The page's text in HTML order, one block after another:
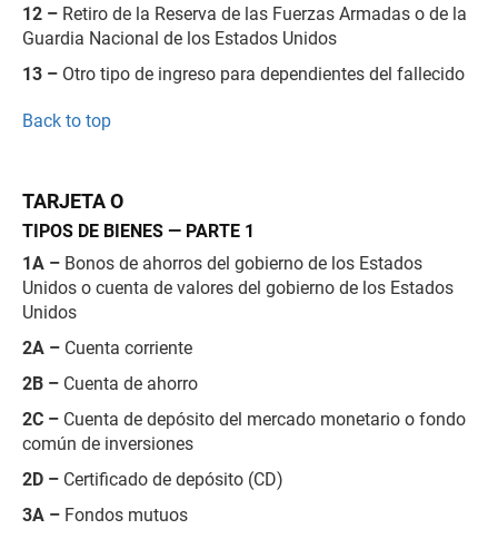
12 – Retiro de la Reserva de las Fuerzas Armadas o de la
Guardia Nacional de los Estados Unidos
13 – Otro tipo de ingreso para dependientes del fallecido
Back to top
TARJETA O
TIPOS DE BIENES — PARTE 1
1A – Bonos de ahorros del gobierno de los Estados
Unidos o cuenta de valores del gobierno de los Estados
Unidos
2A – Cuenta corriente
2B – Cuenta de ahorro
2C – Cuenta de depósito del mercado monetario o fondo
común de inversiones
2D – Certificado de depósito (CD)
3A – Fondos mutuos